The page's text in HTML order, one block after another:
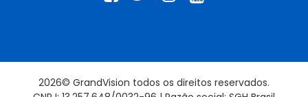
2026© GrandVision todos os direitos reservados.